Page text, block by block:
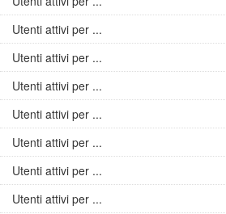
Utenti attivi per ...
Utenti attivi per ...
Utenti attivi per ...
Utenti attivi per ...
Utenti attivi per ...
Utenti attivi per ...
Utenti attivi per ...